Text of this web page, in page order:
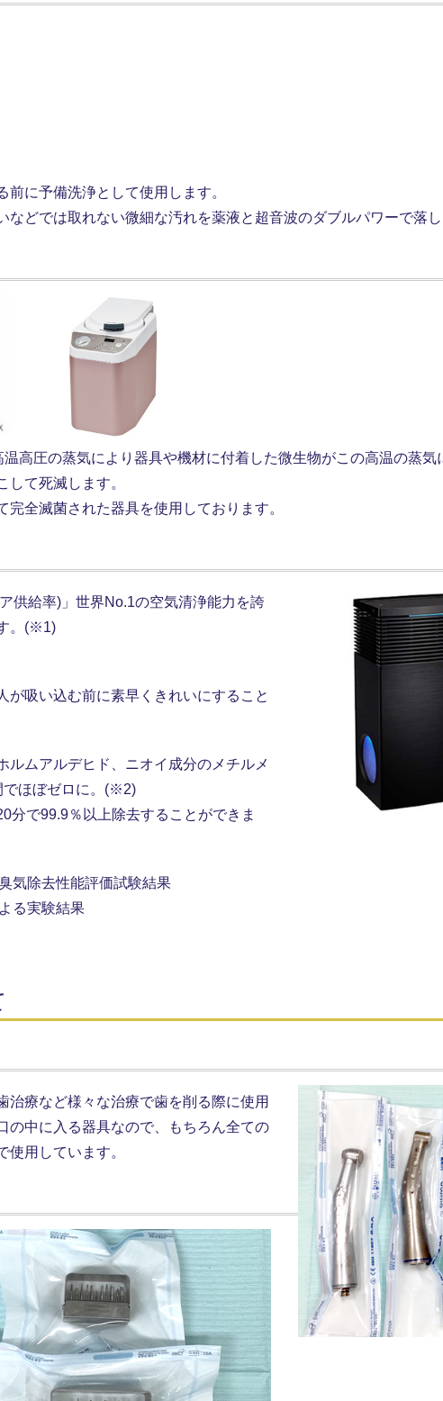
に予備洗浄として使用します。
などでは取れない微細な汚れを薬液と超音波のダブルパワーで落し
高圧の蒸気により器具や機材に付着した微生物がこの高温の蒸
して死滅します。
全滅菌された器具を使用しております。
供給率)」世界No.1の空気清浄能力を誇
。(※1)
が吸い込む前に素早くきれいにすること
ルムアルデヒド、ニオイ成分のメチルメ
でほぼゼロに。(※2)
分で99.9％以上除去することができま
気除去性能評価試験結果
る実験結果
治療など様々な治療で歯を削る際に使用
の中に入る器具なので、もちろん全ての
使用しています。